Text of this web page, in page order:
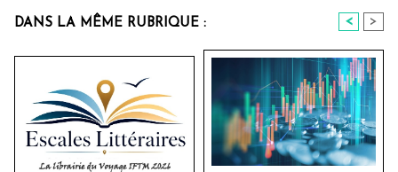
DANS LA MÊME RUBRIQUE : < >